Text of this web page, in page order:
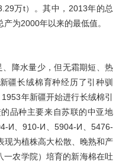
万t）。其中，2013年的总
为2000年以来的最低值。
降水量少，但无霜期短、热
疆长绒棉育种经历了引种驯
年新疆开始进行长绒棉引
品种主要来自苏联的中亚地
И、910-И、5904-И、5476-
为植株高大松散、晚熟和产
农学院）培育的新海棉在吐